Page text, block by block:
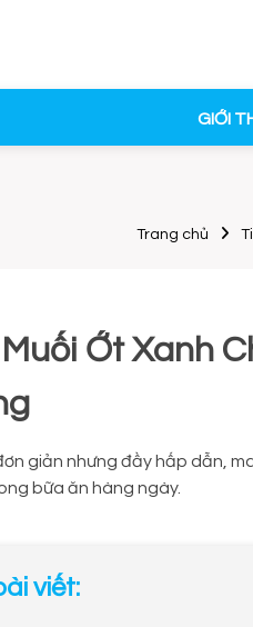
GIỚI
Trang chủ
Ớt Xanh
giản nhưng đầy hấp dẫn,
bữa ăn hàng ngày.
viết: